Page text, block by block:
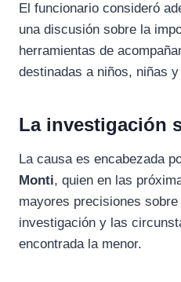
El funcionario consideró
una discusión sobre la
herramientas de
destinadas a niños, niñas
La investigación
La causa es encabezada
Monti, quien en las
mayores precisiones
investigación y las
encontrada la menor.